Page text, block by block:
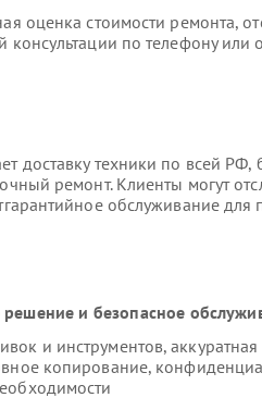
оценка стоимости ремонта,
консультации по телефону или
доставку техники по всей РФ,
ремонт. Клиенты могут
обслуживание
и безопасное
и инструментов, аккуратная
копирование,